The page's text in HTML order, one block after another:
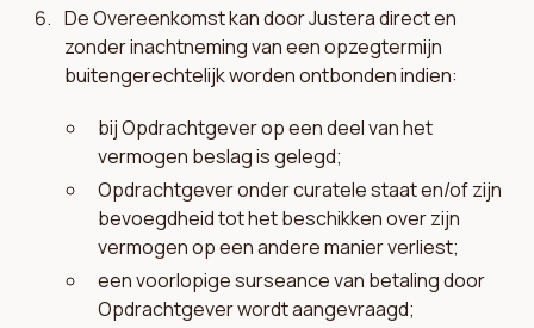
De Overeenkomst kan door Justera direct en
zonder inachtneming van een opzegtermijn
buitengerechtelijk worden ontbonden indien:
bij Opdrachtgever op een deel van het
vermogen beslag is gelegd;
Opdrachtgever onder curatele staat en/of zijn
bevoegdheid tot het beschikken over zijn
vermogen op een andere manier verliest;
een voorlopige surseance van betaling door
Opdrachtgever wordt aangevraagd;